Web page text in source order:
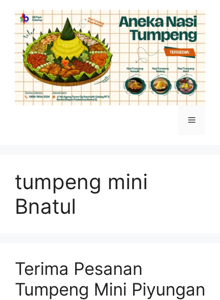
content
Menu
tumpeng mini
Bnatul
Terima Pesanan
Tumpeng Mini Piyungan